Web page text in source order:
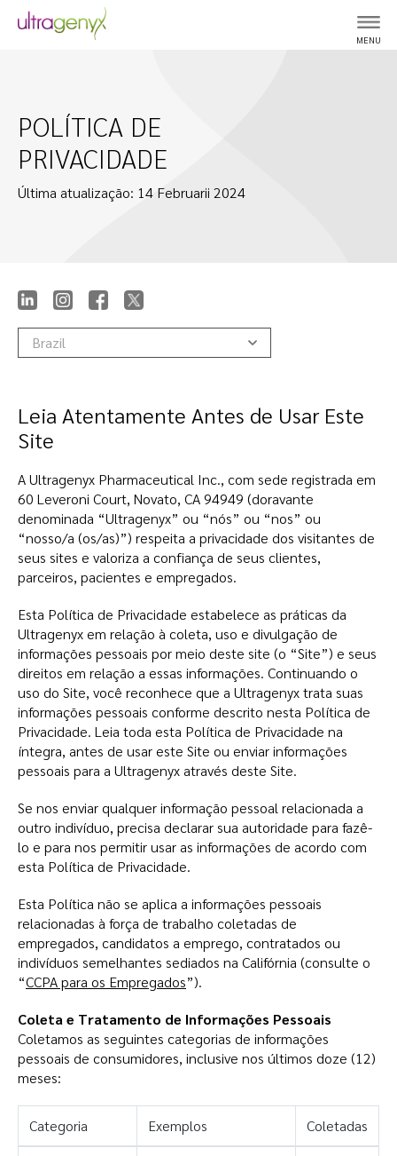
MENU
POLÍTICA DE
PRIVACIDADE
Última atualização: 14 Februarii 2024
Brazil
Leia Atentamente Antes de Usar Este
Site
A Ultragenyx Pharmaceutical Inc., com sede registrada em
60 Leveroni Court, Novato, CA 94949 (doravante
denominada “Ultragenyx” ou “nós” ou “nos” ou
“nosso/a (os/as)”) respeita a privacidade dos visitantes de
seus sites e valoriza a confiança de seus clientes,
parceiros, pacientes e empregados.
Esta Política de Privacidade estabelece as práticas da
Ultragenyx em relação à coleta, uso e divulgação de
informações pessoais por meio deste site (o “Site”) e seus
direitos em relação a essas informações. Continuando o
uso do Site, você reconhece que a Ultragenyx trata suas
informações pessoais conforme descrito nesta Política de
Privacidade. Leia toda esta Política de Privacidade na
íntegra, antes de usar este Site ou enviar informações
pessoais para a Ultragenyx através deste Site.
Se nos enviar qualquer informação pessoal relacionada a
outro indivíduo, precisa declarar sua autoridade para fazê-
lo e para nos permitir usar as informações de acordo com
esta Política de Privacidade.
Esta Política não se aplica a informações pessoais
relacionadas à força de trabalho coletadas de
empregados, candidatos a emprego, contratados ou
indivíduos semelhantes sediados na Califórnia (consulte o
“CCPA para os Empregados”).
Coleta e Tratamento de Informações Pessoais
Coletamos as seguintes categorias de informações
pessoais de consumidores, inclusive nos últimos doze (12)
meses:
Categoria Exemplos Coletadas